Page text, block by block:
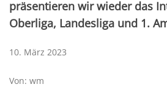
präsentieren wir wieder das
Oberliga, Landesliga und 1.
10. März 2023
Von: wm